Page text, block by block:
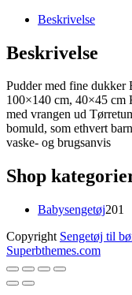
Beskrivelse
Beskrivelse
Pudder med fine dukker
100×140 cm, 40×45 cm
med vrangen ud
bomuld, som ethvert
vaske- og brugsanvis
Shop
Babysengetøj201
Copyright Sengetøj til
Superbthemes.com